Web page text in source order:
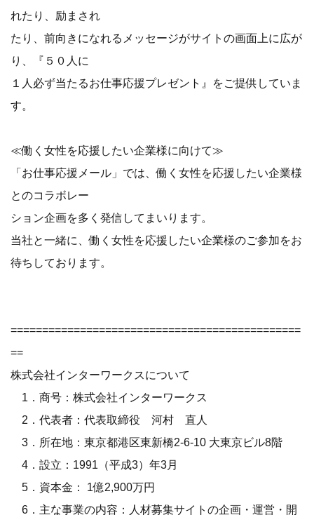
れたり、励まされ
たり、前向きになれるメッセージがサイトの画面上に広が
り、『５０人に
１人必ず当たるお仕事応援プレゼント』をご提供していま
す。
≪働く女性を応援したい企業様に向けて≫
「お仕事応援メール」では、働く女性を応援したい企業様
とのコラボレー
ション企画を多く発信してまいります。
当社と一緒に、働く女性を応援したい企業様のご参加をお
待ちしております。
==============================================
==
株式会社インターワークスについて
1．商号：株式会社インターワークス
2．代表者：代表取締役 河村 直人
3．所在地：東京都港区東新橋2-6-10 大東京ビル8階
4．設立：1991（平成3）年3月
5．資本金： 1億2,900万円
6．主な事業の内容：人材募集サイトの企画・運営・開